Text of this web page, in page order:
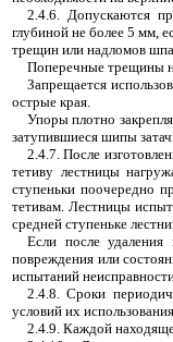
2.4.6. Допускаются
глубиной не более 5 мм,
трещин или надломов
Поперечные трещины
Запрещается
острые края.
Упоры плотно
затупившиеся шипы
2.4.7. После
тетиву лестницы
ступеньки поочередно
тетивам. Лестницы
средней ступеньке
Если после
повреждения или
испытаний
2.4.8. Сроки
условий их
2.4.9. Каждой